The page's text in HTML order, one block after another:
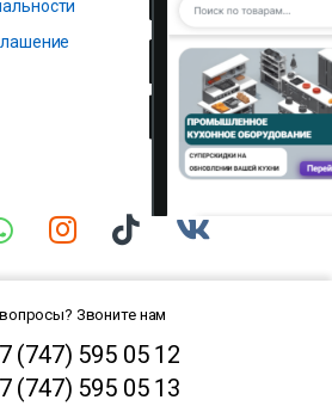
Звоните нам
(747) 595 05 12
(747) 595 05 13